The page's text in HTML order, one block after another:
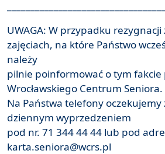
UWAGA: W przypadku rezygnacji
zajęciach, na które Państwo
należy
pilnie poinformować o tym
Wrocławskiego Centrum Seniora.
Na Państwa telefony
dziennym wyprzedzeniem
pod nr. 71 344 44 44 lub pod
karta.seniora@wcrs.pl